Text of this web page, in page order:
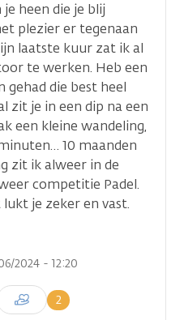
heen die je blij
plezier er tegenaan
laatste kuur zat ik al
te werken. Heb een
gehad die best heel
zit je in een dip na een
een kleine wandeling,
10 maanden
zit ik alweer in de
competitie Padel.
je zeker en vast.
2024 - 12:20
2
te